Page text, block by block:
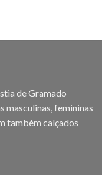
de Gramado
masculinas, femininas
também calçados